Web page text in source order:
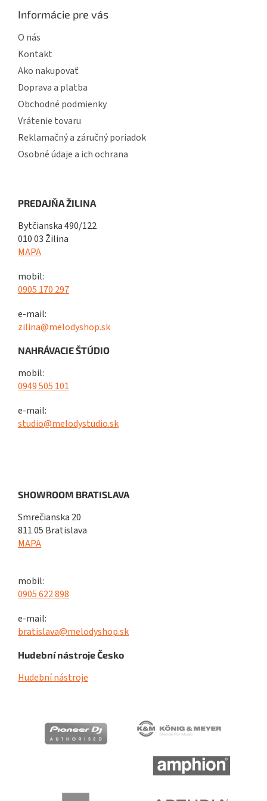
Informácie pre vás
O nás
Kontakt
Ako nakupovať
Doprava a platba
Obchodné podmienky
Vrátenie tovaru
Reklamačný a záručný poriadok
Osobné údaje a ich ochrana
PREDAJŇA ŽILINA
Bytčianska 490/122
010 03 Žilina
MAPA
mobil:
0905 170 297
e-mail:
zilina@melodyshop.sk
NAHRÁVACIE ŠTÚDIO
mobil:
0949 505 101
e-mail:
studio@melodystudio.sk
SHOWROOM BRATISLAVA
Smrečianska 20
811 05 Bratislava
MAPA
mobil:
0905 622 898
e-mail:
bratislava@melodyshop.sk
Hudební nástroje Česko
Hudební nástroje